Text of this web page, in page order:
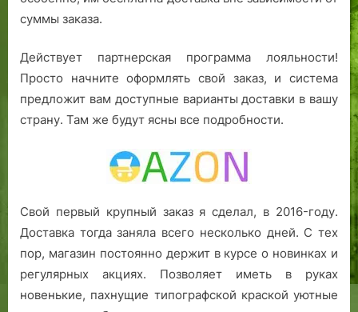
суммы заказа.
Действует партнерская программа лояльности!
Просто начните оформлять свой заказ, и система
предложит вам доступные варианты доставки в вашу
страну. Там же будут ясны все подробности.
Свой первый крупный заказ я сделал, в 2016-году.
Доставка тогда заняла всего несколько дней. С тех
пор, магазин постоянно держит в курсе о новинках и
регулярных акциях. Позволяет иметь в руках
новенькие, пахнущие типографской краской уютные